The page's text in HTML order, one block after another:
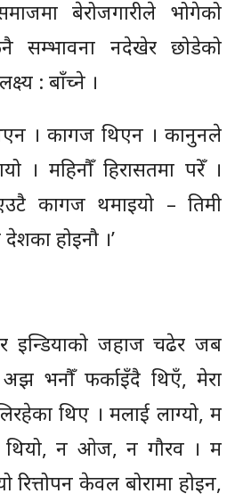
बेरोजगारीले भोगेको
सम्भावना नदेखेर छोडेको
: बाँच्ने ।
। कागज थिएन । कानुनले
। महिनौँ हिरासतमा परेँ ।
कागज थमाइयो – तिमी
होइनौ ।’
इन्डियाको जहाज चढेर जब
भनौँ फर्काइँदै थिएँ, मेरा
थिए । मलाई लाग्यो, म
थियो, न ओज, न गौरव । म
रित्तोपन केवल बोरामा होइन,